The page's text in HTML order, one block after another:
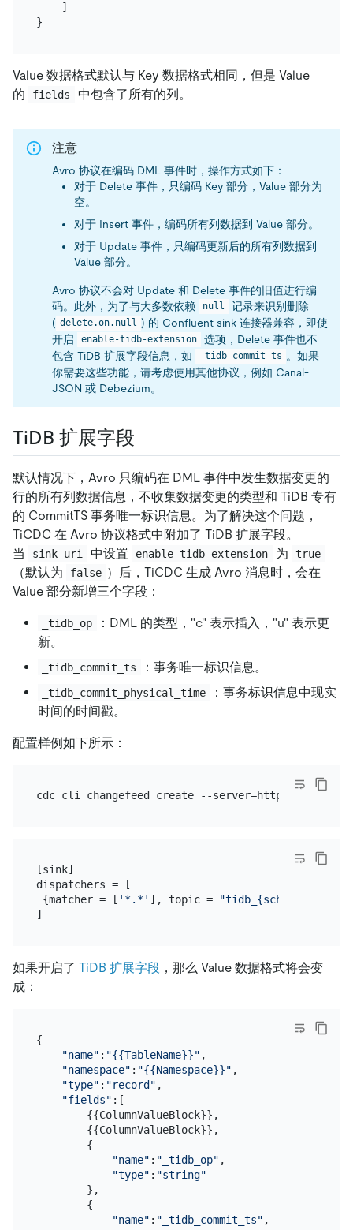
    ]
Value 数据格式默认与 Key 数据格式相同，但是 Value
的
fields 中包含了所有的列。
注意
Avro 协议在编码 DML 事件时，操作方式如下：
对于 Delete 事件，只编码 Key 部分，Value 部分为
空。
对于 Insert 事件，编码所有列数据到 Value 部分。
对于 Update 事件，只编码更新后的所有列数据到
Value 部分。
Avro 协议不会对 Update 和 Delete 事件的旧值进行编
码。此外，为了与大多数依赖
null
记录来识别删除
( delete.on.null ) 的 Confluent sink 连接器兼容，即使
开启
enable-tidb-extension
选项，Delete 事件也不
包含 TiDB 扩展字段信息，如
_tidb_commit_ts 。如果
你需要这些功能，请考虑使用其他协议，例如 Canal-
JSON 或 Debezium。
TiDB 扩展字段
默认情况下，Avro 只编码在 DML 事件中发生数据变更的
行的所有列数据信息，不收集数据变更的类型和 TiDB 专有
的 CommitTS 事务唯一标识信息。为了解决这个问题，
TiCDC 在 Avro 协议格式中附加了 TiDB 扩展字段。
当
sink-uri 中设置 enable-tidb-extension 为 true
（默认为 false ）后，TiCDC 生成 Avro 消息时，会在
Value 部分新增三个字段：
_tidb_op
：DML 的类型，"c" 表示插入，"u" 表示更
新。
_tidb_commit_ts ：事务唯一标识信息。
_tidb_commit_physical_time
：事务标识信息中现实
时间的时间戳。
配置样例如下所示：
cdc cli changefeed create --server=http://
[sink]
dispatchers = [
{matcher = [ '*.*' ], topic =
如果开启了 TiDB 扩展字段 ，那么 Value 数据格式将会变
成：
{
"name" : "{{TableName}}" ,
"namespace" : "{{Namespace}}" ,
"type" : "record" ,
"fields" :[
        {{ColumnValueBlock}},
        {{ColumnValueBlock}},
        {
"name" : "_tidb_op" ,
"type" : "string"
        },
        {
"name" : "_tidb_commit_ts" ,